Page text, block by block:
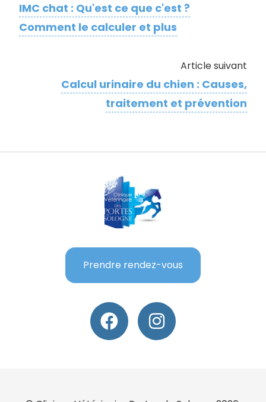
IMC chat : Qu'est ce que c'est ?
Comment le calculer et plus
Article suivant
Calcul urinaire du chien : Causes,
traitement et prévention
Prendre rendez-vous